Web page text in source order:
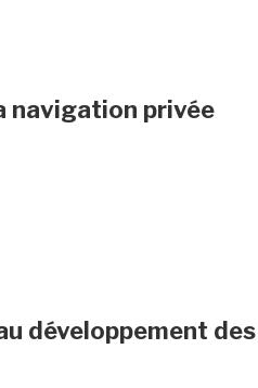
navigation privée
développement des